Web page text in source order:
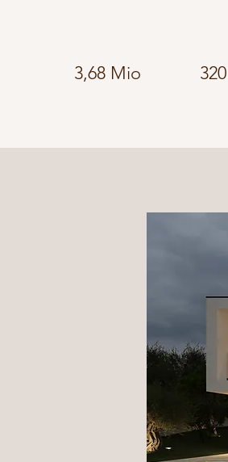
3,68 Mio